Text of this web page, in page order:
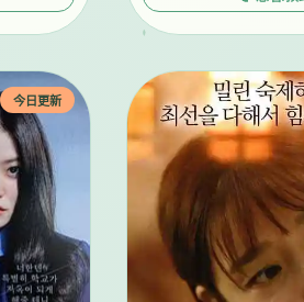
今日更新